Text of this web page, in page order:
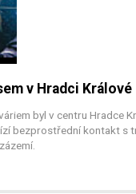
v Hradci Králové
byl v centru Hradce
bezprostřední kontakt s